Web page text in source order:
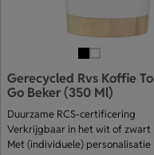
Gerecycled Rvs Koffie To
Go Beker (350 Ml)
Duurzame RCS-certificering
Verkrijgbaar in het wit of zwart
Met (individuele) personalisatie